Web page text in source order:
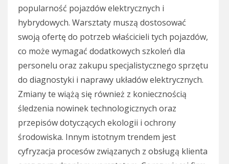
popularność pojazdów elektrycznych i
hybrydowych. Warsztaty muszą dostosować
swoją ofertę do potrzeb właścicieli tych pojazdów,
co może wymagać dodatkowych szkoleń dla
personelu oraz zakupu specjalistycznego sprzętu
do diagnostyki i naprawy układów elektrycznych.
Zmiany te wiążą się również z koniecznością
śledzenia nowinek technologicznych oraz
przepisów dotyczących ekologii i ochrony
środowiska. Innym istotnym trendem jest
cyfryzacja procesów związanych z obsługą klienta